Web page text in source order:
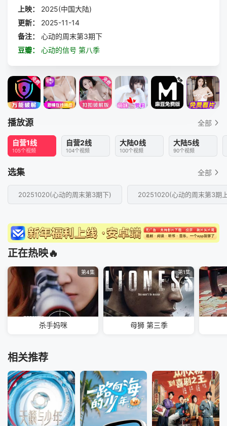
上映：
2025(中国大陆)
更新：
2025-11-14
备注：
心动的周末第3期下
豆瓣：
心动的信号 第八季
播放源 全部
自营1线
105个视频
自营2线
104个视频
大陆0线
100个视频
大陆5线
90个视频
选集 全部
20251020(心动的周末第3期下) 20251020(心动的周末第3期
正在热映🔥
第4集
杀手妈咪
第1集
母狮 第三季
相关推荐